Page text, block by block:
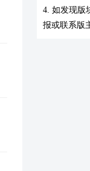
4. 如发现版
报或联系版